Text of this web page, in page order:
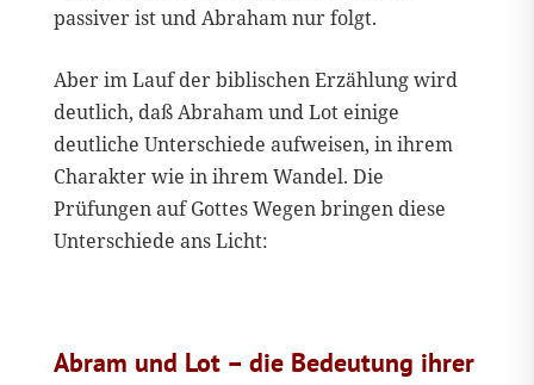
passiver ist und Abraham nur folgt.
Aber im Lauf der biblischen Erzählung wird
deutlich, daß Abraham und Lot einige
deutliche Unterschiede aufweisen, in ihrem
Charakter wie in ihrem Wandel. Die
Prüfungen auf Gottes Wegen bringen diese
Unterschiede ans Licht:
Abram und Lot – die Bedeutung ihrer